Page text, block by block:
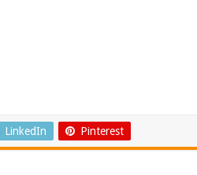
LinkedIn Pinterest